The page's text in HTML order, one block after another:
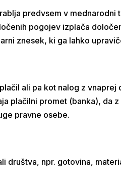
predvsem v
pogojev izplača
znesek, ki ga lahko
ali pa kot nalog z
plačilni promet (banka),
pravne osebe.
društva, npr. gotovina,